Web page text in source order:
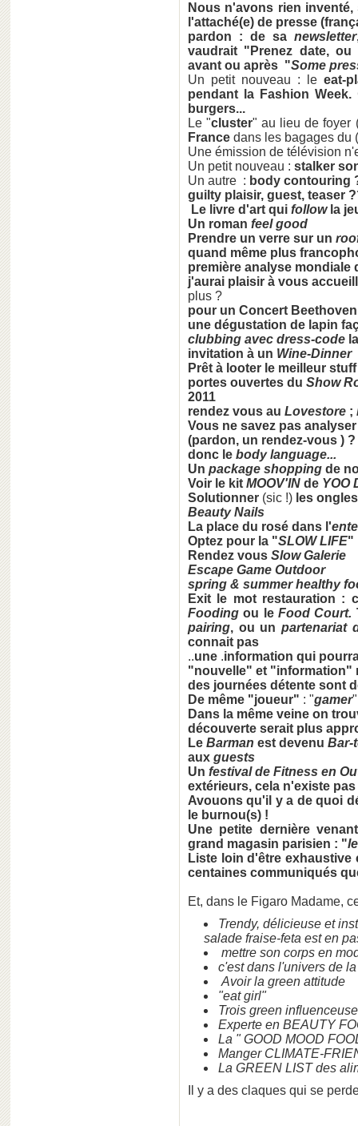
Nous n'avons rien
l'attaché(e) de presse
pardon : de sa newsletter
vaudrait "Prenez date,
avant ou après "Some
Un petit nouveau : le eat-
pendant la Fashion Week.
burgers...
Le "cluster" au lieu de foyer
France dans les bagages du
Une émission de télévision
Un petit nouveau : stalker
Un autre : body contouring
guilty plaisir, guest, teaser
Le livre d'art qui followla
Un roman feel good
Prendre un verre sur un
quand même plus
première analyse mondiale
j'aurai plaisir à vous
plus ?
pour un Concert
une dégustation de lapin
clubbing avec dress-code
invitation à un Wine-Dinner
Prêt à looter le meilleur
portes ouvertes du Show
2011
rendez vous au Lovestore ;
Vous ne savez pas
(pardon, un rendez-vous )
donc le body language...
Un package shopping de
Voir le kit MOOV'IN de YOO
Solutionner (sic !) les
Beauty Nails
La place du rosé dans l'
Optez pour la "SLOW LIFE"
Rendez vous Slow Galerie
Escape Game Outdoor
spring & summer healthy
Exit le mot restauration :
Foodingou le Food Court.
pairing, ou unpartenariat
connait pas
..une .information qui
"nouvelle" et "information"
des journées détente sont
De même "joueur" : "gamer
Dans la même veine on
découverte serait plus
Le Barman est devenu Bar-
aux guests
Un festival de Fitness en
extérieurs, cela n'existe pas
Avouons qu'il y a de quoi
le burnou(s) !
Une petite dernière
grand magasin parisien : "
Liste loin d'être
centaines communiqués
Et, dans le Figaro Madame,
Trendy, délicieuse et
salade fraise-feta est en
mettre son corps en
c'est dans l'univers de
Avoir la green attitude
"eat girl"
Trois green
Experte en BEAUTY
La " GOOD MOOD
Manger CLIMATE-
La GREEN LIST des
Il y a des claques qui se